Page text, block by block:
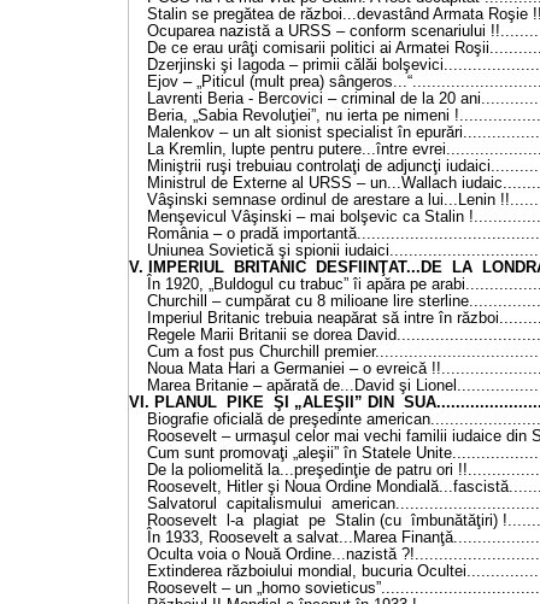
Stalin se pregătea de război...devastând Armata Roşie
Ocuparea nazistă a URSS – conform scenariului
De ce erau urâţi comisarii politici ai Armatei
Dzerjinski şi Iagoda – primii călăi
Ejov – „Piticul (mult prea)
Lavrenti Beria - Bercovici – criminal de la 20
Beria, „Sabia Revoluţiei”, nu ierta pe nimeni
Malenkov – un alt sionist specialist în
La Kremlin, lupte pentru putere...între
Miniştrii ruşi trebuiau controlaţi de adjuncţi
Ministrul de Externe al URSS – un...Wallach
Vâşinski semnase ordinul de arestare a lui...Lenin
Menşevicul Vâşinski – mai bolşevic ca Stalin
România – o pradă
Uniunea Sovietică şi spionii
V. IMPERIUL BRITANIC DESFIINŢAT...DE LA
În 1920, „Buldogul cu trabuc” îi apăra pe
Churchill – cumpărat cu 8 milioane lire
Imperiul Britanic trebuia neapărat să intre în
Regele Marii Britanii se dorea
Cum a fost pus Churchill
Noua Mata Hari a Germaniei – o evreică
Marea Britanie – apărată de...David şi
VI. PLANUL PIKE ŞI „ALEŞII” DIN
Biografie oficială de preşedinte
Roosevelt – urmaşul celor mai vechi familii iudaice din
Cum sunt promovaţi „aleşii” în Statele
De la poliomelită la...preşedinţie de patru ori
Roosevelt, Hitler şi Noua Ordine
Salvatorul capitalismului
Roosevelt l-a plagiat pe Stalin (cu îmbunătăţiri)
În 1933, Roosevelt a salvat...Marea
Oculta voia o Nouă Ordine...nazistă
Extinderea războiului mondial, bucuria
Roosevelt – un „homo